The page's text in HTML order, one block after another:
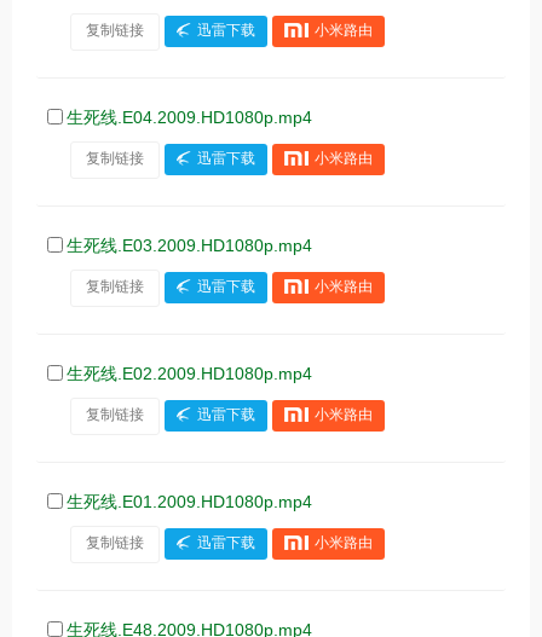
复制链接 迅雷下载 小米路由
生死线.E04.2009.HD1080p.mp4
复制链接 迅雷下载 小米路由
生死线.E03.2009.HD1080p.mp4
复制链接 迅雷下载 小米路由
生死线.E02.2009.HD1080p.mp4
复制链接 迅雷下载 小米路由
生死线.E01.2009.HD1080p.mp4
复制链接 迅雷下载 小米路由
生死线.E48.2009.HD1080p.mp4